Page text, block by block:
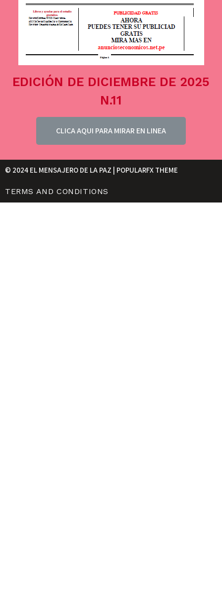
EDICIÓN DE DICIEMBRE DE 2025
N.11
CLICA AQUI PARA MIRAR EN LINEA
© 2024 EL MENSAJERO DE LA PAZ | POPULARFX THEME
TERMS AND CONDITIONS